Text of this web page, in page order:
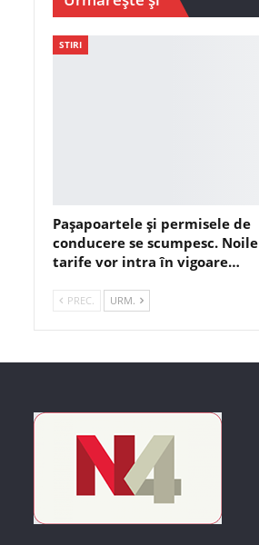
STIRI
Pașapoartele și permisele de
conducere se scumpesc. Noile
tarife vor intra în vigoare…
PREC. URM.